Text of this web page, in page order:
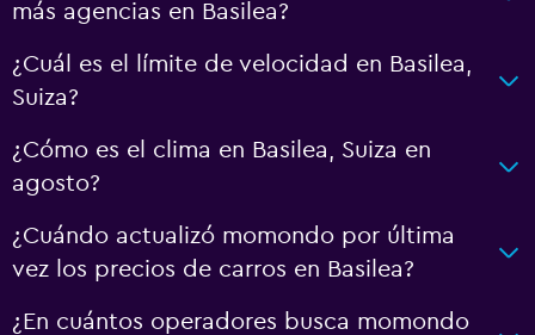
más agencias en Basilea?
¿Cuál es el límite de velocidad en Basilea,
Suiza?
¿Cómo es el clima en Basilea, Suiza en
agosto?
¿Cuándo actualizó momondo por última
vez los precios de carros en Basilea?
¿En cuántos operadores busca momondo